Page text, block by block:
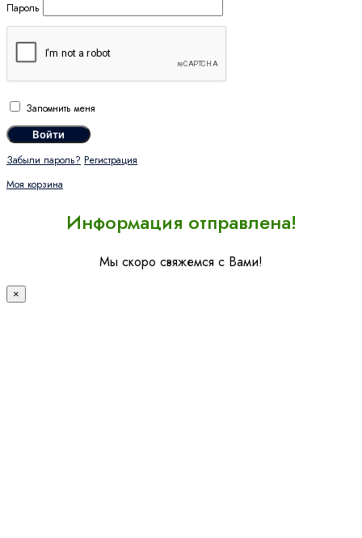
Пароль
Запомнить меня
Забыли пароль? Регистрация
Моя корзина
Информация отправлена!
Мы скоро свяжемся с Вами!
×